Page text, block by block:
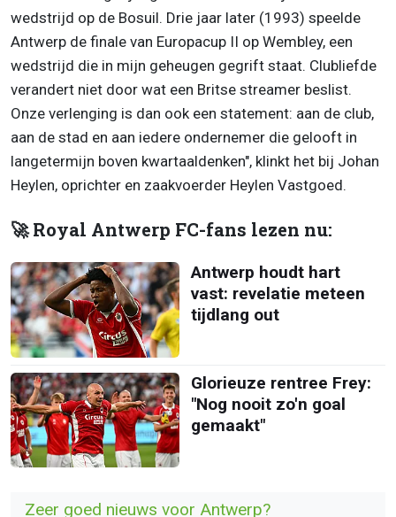
wedstrijd op de Bosuil. Drie jaar later (1993) speelde
Antwerp de finale van Europacup II op Wembley, een
wedstrijd die in mijn geheugen gegrift staat. Clubliefde
verandert niet door wat een Britse streamer beslist.
Onze verlenging is dan ook een statement: aan de club,
aan de stad en aan iedere ondernemer die gelooft in
langetermijn boven kwartaaldenken", klinkt het bij Johan
Heylen, oprichter en zaakvoerder Heylen Vastgoed.
🚀 Royal Antwerp FC-fans lezen nu:
Antwerp houdt hart
vast: revelatie meteen
tijdlang out
Glorieuze rentree Frey:
"Nog nooit zo'n goal
gemaakt"
Zeer goed nieuws voor Antwerp?